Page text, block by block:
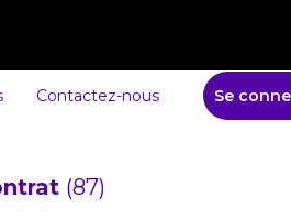
Contactez-nous Se
(87)